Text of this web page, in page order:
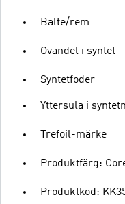
Bälte/rem
Ovandel i syntet
Syntetfoder
Yttersula i
Trefoil-märke
Produktfärg:
Produktkod: